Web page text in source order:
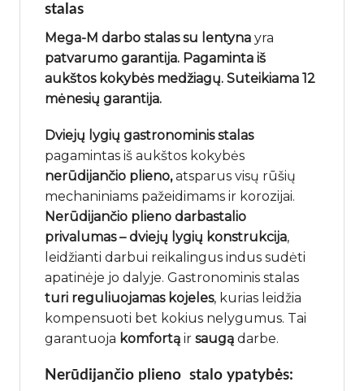
stalas
Mega-M darbo stalas su lentyna yra
patvarumo garantija. Pagaminta iš
aukštos kokybės medžiagų. Suteikiama 12
mėnesių garantija.
Dviejų lygių gastronominis stalas
pagamintas iš aukštos kokybės
nerūdijančio plieno,atsparus visų rūšių
mechaniniams pažeidimams ir korozijai.
Nerūdijančio plieno darbastalio
privalumas – dviejų lygių konstrukcija,
leidžianti darbui reikalingus indus sudėti
apatinėje jo dalyje. Gastronominis stalas
turi reguliuojamas kojeles, kurias leidžia
kompensuoti bet kokius nelygumus. Tai
garantuoja komfortą ir saugą darbe.
Nerūdijančio plieno stalo ypatybės: